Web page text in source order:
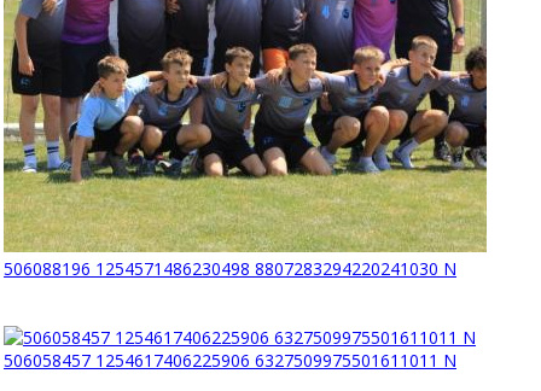
506088196 1254571486230498 8807283294220241030 N
506058457 1254617406225906 6327509975501611011 N